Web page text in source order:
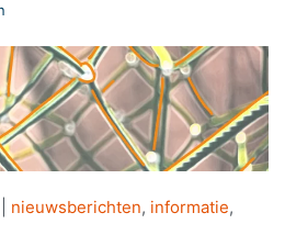
nieuwsberichten, informatie,